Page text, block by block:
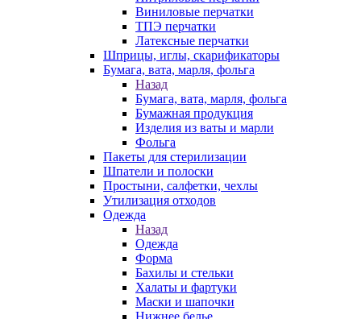
Виниловые перчатки
ТПЭ перчатки
Латексные перчатки
Шприцы, иглы, скарификаторы
Бумага, вата, марля, фольга
Назад
Бумага, вата, марля, фольга
Бумажная продукция
Изделия из ваты и марли
Фольга
Пакеты для стерилизации
Шпатели и полоски
Простыни, салфетки, чехлы
Утилизация отходов
Одежда
Назад
Одежда
Форма
Бахилы и стельки
Халаты и фартуки
Маски и шапочки
Нижнее белье